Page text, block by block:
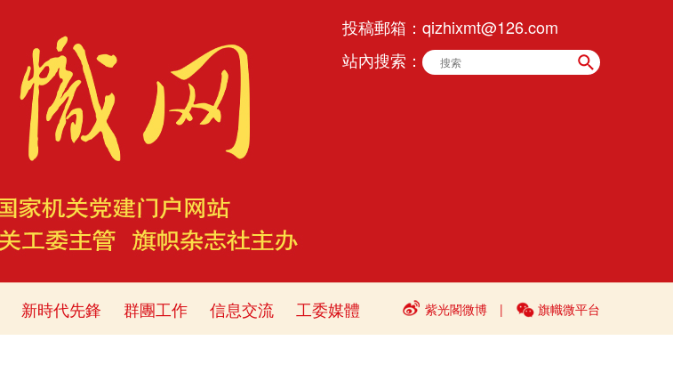
投稿郵箱： qizhixmt@126.com
站內搜索：
新時代先鋒 群團工作 信息交流 工委媒體 紫光閣微博 | 旗幟微平台